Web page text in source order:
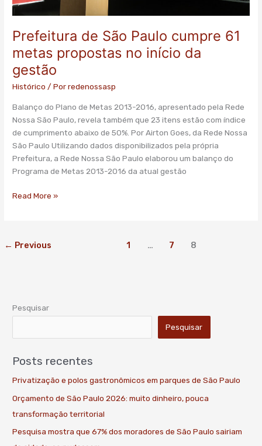
Prefeitura de São Paulo cumpre 61
metas propostas no início da
gestão
Histórico / Porredenossasp
Balanço do Plano de Metas 2013-2016, apresentado pela Rede
Nossa São Paulo, revela também que 23 itens estão com índice
de cumprimento abaixo de 50%. Por Airton Goes, da Rede Nossa
São Paulo Utilizando dados disponibilizados pela própria
Prefeitura, a Rede Nossa São Paulo elaborou um balanço do
Programa de Metas 2013-2016 da atual gestão
no
início
da
gestão
Read More »
← Previous 1 … 7 8
Pesquisar
Pesquisar
Posts recentes
Privatização e polos gastronômicos em parques de São Paulo
Orçamento de São Paulo 2026: muito dinheiro, pouca
transformação territorial
Pesquisa mostra que 67% dos moradores de São Paulo sairiam